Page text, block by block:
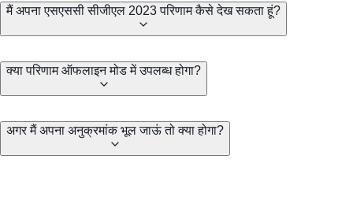
मैं अपना एसएससी सीजीएल 2023 परिणाम कैसे देख सकता हूं?
क्या परिणाम ऑफलाइन मोड में उपलब्ध होगा?
अगर मैं अपना अनुक्रमांक भूल जाऊं तो क्या होगा?